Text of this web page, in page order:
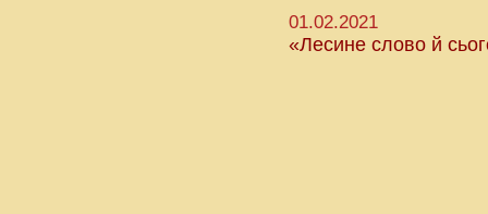
01.02.2021
«Лесине слово й